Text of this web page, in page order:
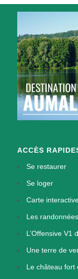
ACCÈS
Se restaurer
Se loger
Carte
Les randonnées
L’Offensive V1
Une terre de
Le château fort